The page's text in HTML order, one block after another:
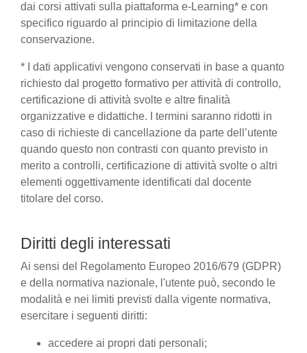
dai corsi attivati sulla piattaforma e-Learning* e con
specifico riguardo al principio di limitazione della
conservazione.
* I dati applicativi vengono conservati in base a quanto
richiesto dal progetto formativo per attività di controllo,
certificazione di attività svolte e altre finalità
organizzative e didattiche. I termini saranno ridotti in
caso di richieste di cancellazione da parte dell’utente
quando questo non contrasti con quanto previsto in
merito a controlli, certificazione di attività svolte o altri
elementi oggettivamente identificati dal docente
titolare del corso.
Diritti degli interessati
Ai sensi del Regolamento Europeo 2016/679 (GDPR)
e della normativa nazionale, l'utente può, secondo le
modalità e nei limiti previsti dalla vigente normativa,
esercitare i seguenti diritti:
accedere ai propri dati personali;